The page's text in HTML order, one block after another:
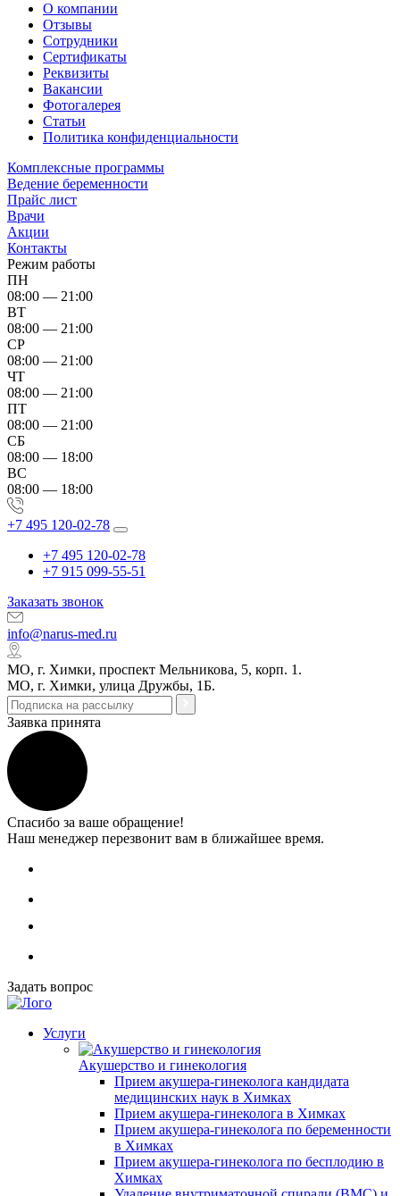
О компании
Отзывы
Сотрудники
Сертификаты
Реквизиты
Вакансии
Фотогалерея
Статьи
Политика конфиденциальности
Комплексные программы
Ведение беременности
Прайс лист
Врачи
Акции
Контакты
Режим работы
ПН
08:00 — 21:00
ВТ
08:00 — 21:00
СР
08:00 — 21:00
ЧТ
08:00 — 21:00
ПТ
08:00 — 21:00
СБ
08:00 — 18:00
ВС
08:00 — 18:00
+7 495 120-02-78
+7 495 120-02-78
+7 915 099-55-51
Заказать звонок
info@narus-med.ru
МО, г. Химки, проспект Мельникова, 5, корп. 1.
МО, г. Химки, улица Дружбы, 1Б.
Заявка принята
Спасибо за ваше обращение!
Наш менеджер перезвонит вам в ближайшее время.
Задать вопрос
Услуги
Акушерство и гинекология
Прием акушера-гинеколога кандидата
медицинских наук в Химках
Прием акушера-гинеколога в Химках
Прием акушера-гинеколога по беременности
в Химках
Прием акушера-гинеколога по бесплодию в
Химках